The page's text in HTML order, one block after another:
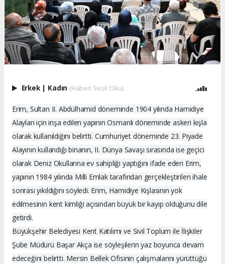
Erkek Kadın (Haberi Sesli Oku)
Erim, Sultan II. Abdülhamid döneminde 1904 yılında Hamidiye
Alayları için inşa edilen yapının Osmanlı döneminde askeri kışla
olarak kullanıldığını belirtti. Cumhuriyet döneminde 23. Piyade
Alayının kullandığı binanın, II. Dünya Savaşı sırasında ise geçici
olarak Deniz Okullarına ev sahipliği yaptığını ifade eden Erim,
yapının 1984 yılında Milli Emlak tarafından gerçekleştirilen ihale
sonrası yıkıldığını söyledi. Erim, Hamidiye Kışlasının yok
edilmesinin kent kimliği açısından büyük bir kayıp olduğunu dile
getirdi.
Büyükşehir Belediyesi Kent Katılımı ve Sivil Toplum ile İlişkiler
Şube Müdürü Başar Akça ise söyleşilerin yaz boyunca devam
edeceğini belirtti. Mersin Bellek Ofisinin çalışmalarını yürüttüğü